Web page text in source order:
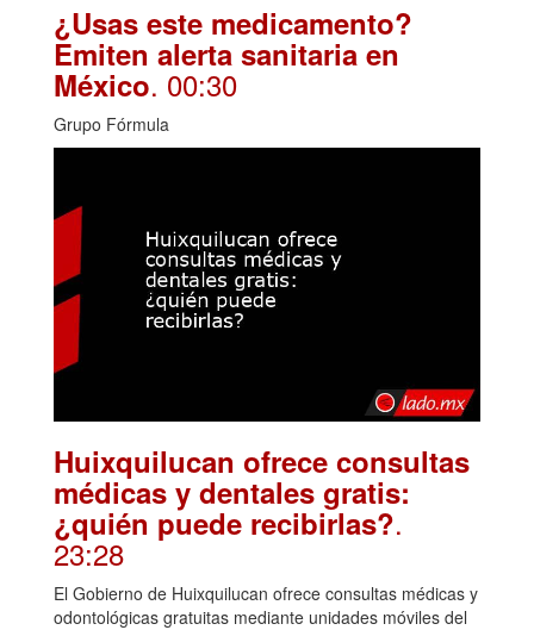
¿Usas este medicamento?
Emiten alerta sanitaria en
México. 00:30
Grupo Fórmula
Huixquilucan ofrece consultas
médicas y dentales gratis:
¿quién puede recibirlas?.
23:28
El Gobierno de Huixquilucan ofrece consultas médicas y
odontológicas gratuitas mediante unidades móviles del